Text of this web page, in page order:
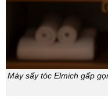
Máy sấy tóc Elmich gấp